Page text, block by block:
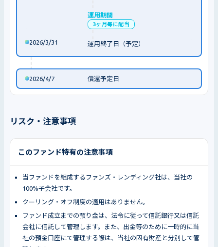
運用期間
3ヶ月毎に配当
2026/3/31 運用終了日（予定）
2026/4/7 償還予定日
リスク・注意事項
このファンド特有の注意事項
当ファンドを組成するファンズ・レンディング社は、当社の
100%子会社です。
クーリング・オフ制度の適用はありません。
ファンド成立までの預り金は、法令に従って信託銀行又は信託
会社に信託して管理します。また、出金等のために一時的に当
社の預金口座にて管理する際は、当社の固有財産と分別して管